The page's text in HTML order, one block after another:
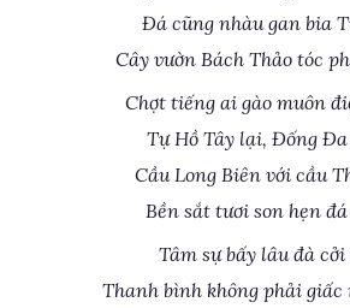
Đá cũng nhàu gan bia
Cây vườn Bách Thảo tóc
Chợt tiếng ai gào muôn
Tự Hồ Tây lại, Đống Đa
Cầu Long Biên với cầu
Bền sắt tươi son hẹn
Tâm sự bấy lâu đà cởi
Thanh bình không phải giấc